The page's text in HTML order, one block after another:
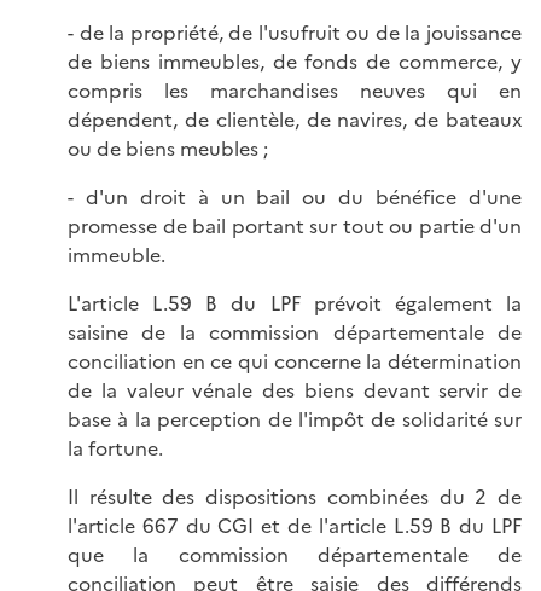
- de la propriété, de l'usufruit ou de la jouissance
de biens immeubles, de fonds de commerce, y
compris les marchandises neuves qui en
dépendent, de clientèle, de navires, de bateaux
ou de biens meubles ;
- d'un droit à un bail ou du bénéfice d'une
promesse de bail portant sur tout ou partie d'un
immeuble.
L'article L.59 B du LPF prévoit également la
saisine de la commission départementale de
conciliation en ce qui concerne la détermination
de la valeur vénale des biens devant servir de
base à la perception de l'impôt de solidarité sur
la fortune.
Il résulte des dispositions combinées du 2 de
l'article 667 du CGI et de l'article L.59 B du LPF
que la commission départementale de
conciliation peut être saisie des différends